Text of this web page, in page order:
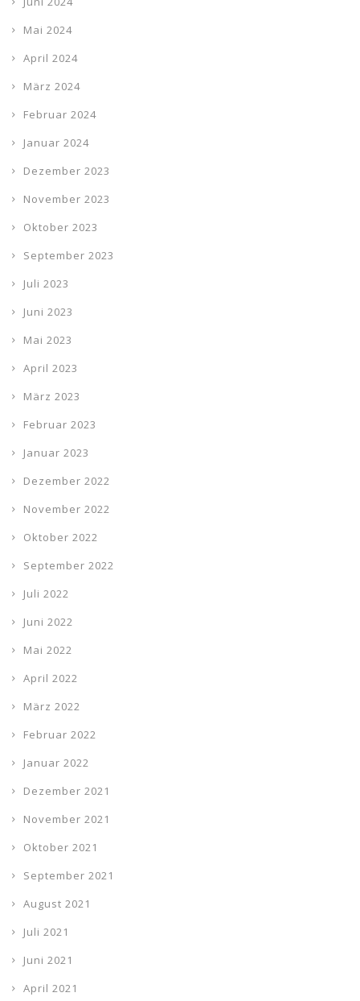
Mai 2024
April 2024
März 2024
Februar 2024
Januar 2024
Dezember 2023
November 2023
Oktober 2023
September 2023
Juli 2023
Juni 2023
Mai 2023
April 2023
März 2023
Februar 2023
Januar 2023
Dezember 2022
November 2022
Oktober 2022
September 2022
Juli 2022
Juni 2022
Mai 2022
April 2022
März 2022
Februar 2022
Januar 2022
Dezember 2021
November 2021
Oktober 2021
September 2021
August 2021
Juli 2021
Juni 2021
April 2021